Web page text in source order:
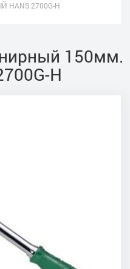
2700G-H
150мм.
H